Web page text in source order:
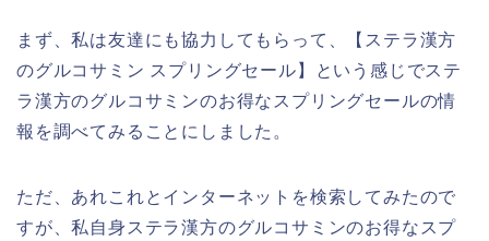
まず、私は友達にも協力してもらって、【ステラ漢方
のグルコサミン スプリングセール】という感じでステ
ラ漢方のグルコサミンのお得なスプリングセールの情
報を調べてみることにしました。
ただ、あれこれとインターネットを検索してみたので
すが、私自身ステラ漢方のグルコサミンのお得なスプ